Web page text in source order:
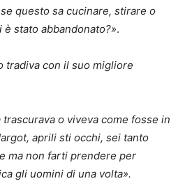
questo sa cucinare, stirare o
è stato abbandonato?».
tradiva con il suo migliore
o viveva come fosse in
aprili sti occhi, sei tanto
ma non farti prendere per
gli uomini di una volta».